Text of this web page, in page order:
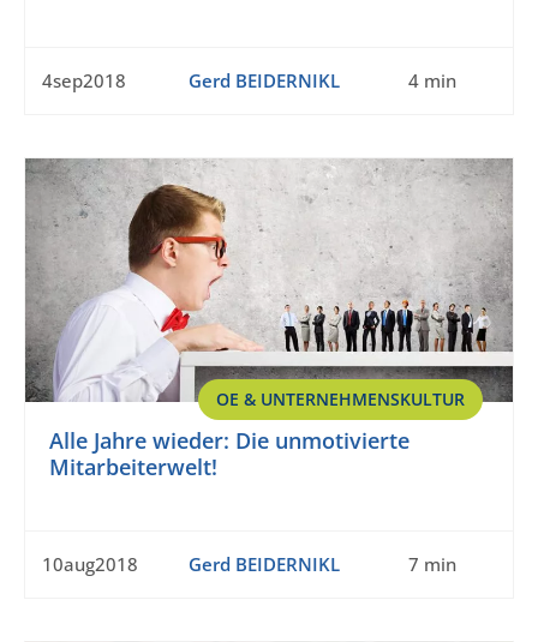
4sep2018 Gerd BEIDERNIKL 4 min
OE & UNTERNEHMENSKULTUR
Alle Jahre wieder: Die unmotivierte
Mitarbeiterwelt!
10aug2018 Gerd BEIDERNIKL 7 min